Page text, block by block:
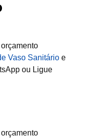
Vaso Sanitário e
ou Ligue